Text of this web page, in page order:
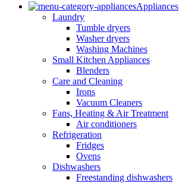
Appliances
Laundry
Tumble dryers
Washer dryers
Washing Machines
Small Kitchen Appliances
Blenders
Care and Cleaning
Irons
Vacuum Cleaners
Fans, Heating & Air Treatment
Air conditioners
Refrigeration
Fridges
Ovens
Dishwashers
Freestanding dishwashers